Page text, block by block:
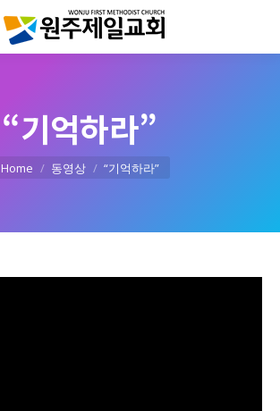
“기억하라”
Home 동영상 “기억하라”